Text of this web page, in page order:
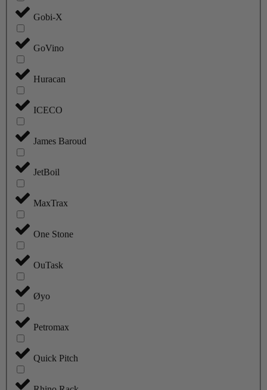
Gobi-X
GoVino
Huracan
ICECO
James Baroud
JetBoil
MaxTrax
One Stone
OuTask
Øyo
Petromax
Quick Pitch